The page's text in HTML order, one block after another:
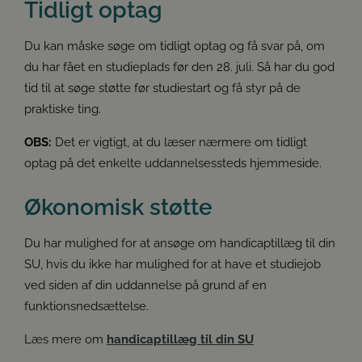
Studievalg Danmark
Vejledning
Arrangementer
Future Spin
Studievalg Danmarks
Kontakt
Om os
Du modtager nu støtten fra en leverandør. Det kan fx
ergonomisk stol eller sekretærhjælp til at skrive
noter for dig.
Tidligt optag
Du kan måske søge om tidligt optag og få svar på, om
du har fået en studieplads før den 28. juli. Så har du god
tid til at søge støtte før studiestart og få styr på de
praktiske ting.
OBS: Det er vigtigt, at du læser nærmere om tidligt
optag på det enkelte uddannelsessteds hjemmeside.
Økonomisk støtte
Du har mulighed for at ansøge om handicaptillæg til din
SU, hvis du ikke har mulighed for at have et studiejob
ved siden af din uddannelse på grund af en
funktionsnedsættelse.
Læs mere om handicaptillæg til din SU